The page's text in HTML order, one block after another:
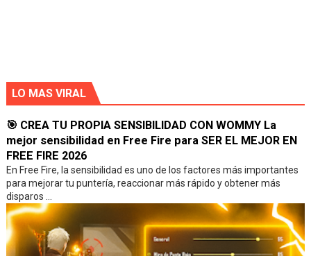
LO MAS VIRAL
🎯 CREA TU PROPIA SENSIBILIDAD CON WOMMY La
mejor sensibilidad en Free Fire para SER EL MEJOR EN
FREE FIRE 2026
En Free Fire, la sensibilidad es uno de los factores más importantes
para mejorar tu puntería, reaccionar más rápido y obtener más
disparos ...